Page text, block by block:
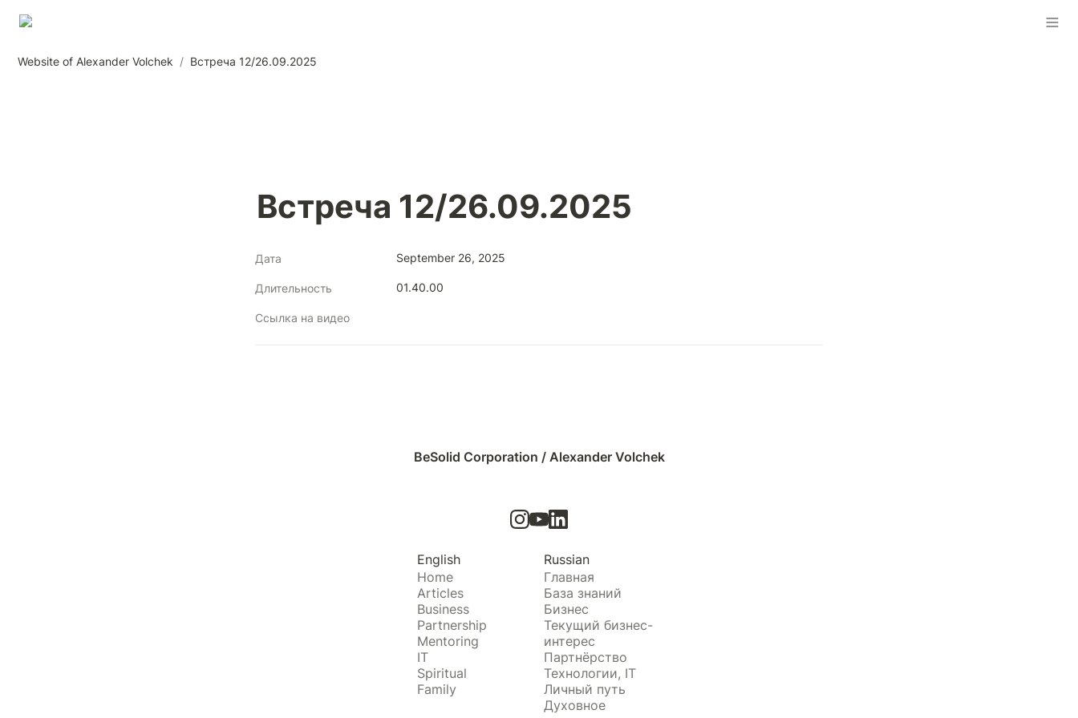
Website of Alexander Volchek / Встреча 12/26.09.2025
Встреча 12/26.09.2025
Дата September 26, 2025
Длительность 01.40.00
Ссылка на видео
BeSolid Corporation / Alexander Volchek
English
Home
Articles
Business
Partnership
Mentoring
IT
Spiritual
Family
Russian
Главная
База знаний
Бизнес
Текущий бизнес-
интерес
Партнёрство
Технологии, IT
Личный путь
Духовное